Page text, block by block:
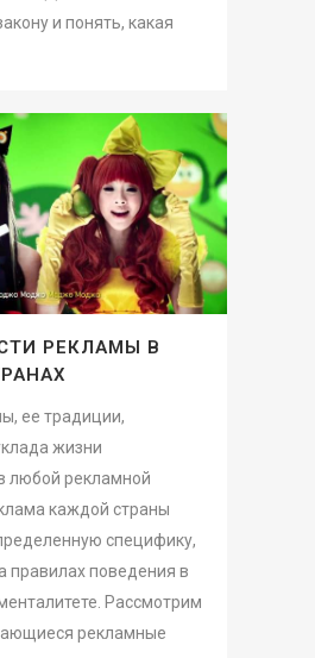
и понять, какая
РЕКЛАМЫ В
ее традиции,
жизни
любой рекламной
каждой страны
специфику,
правилах поведения в
Рассмотрим
рекламные